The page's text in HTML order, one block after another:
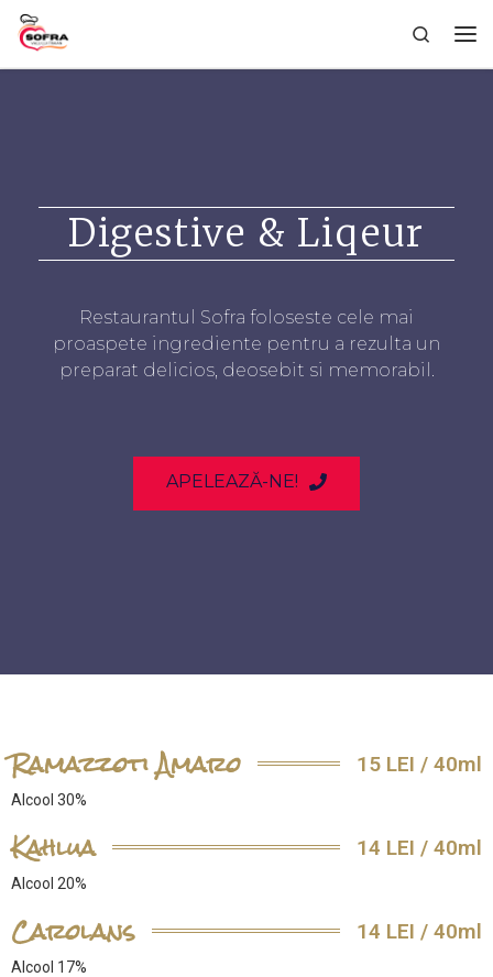
Sari la conținut Search
Digestive & Liqeur
Restaurantul Sofra foloseste cele mai
proaspete ingrediente pentru a rezulta un
preparat delicios, deosebit si memorabil.
APELEAZĂ-NE!
Ramazzoti Amaro 15 LEI / 40ml
Alcool 30%
Kahlua 14 LEI / 40ml
Alcool 20%
Carolans 14 LEI / 40ml
Alcool 17%